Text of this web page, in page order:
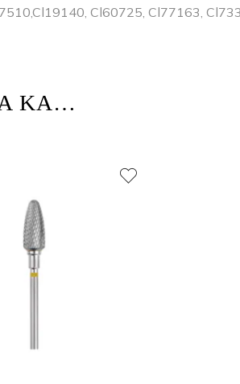
Cl60725, Cl77163,
KA…